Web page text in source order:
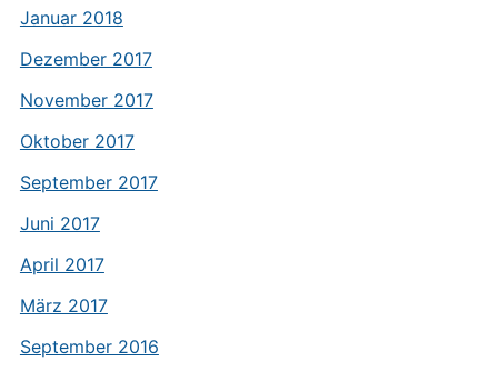
Januar 2018
Dezember 2017
November 2017
Oktober 2017
September 2017
Juni 2017
April 2017
März 2017
September 2016